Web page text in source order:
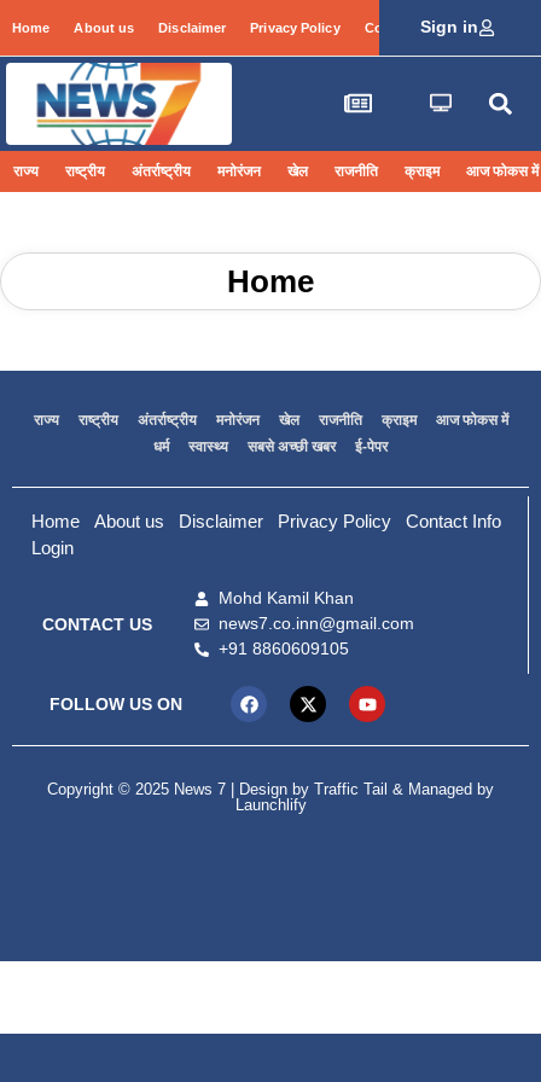
Home About us Disclaimer Privacy Policy Contact Info Login
Sign in
राज्य राष्ट्रीय अंतर्राष्ट्रीय मनोरंजन खेल राजनीति क्राइम आज फोकस में
Home
राज्य राष्ट्रीय अंतर्राष्ट्रीय मनोरंजन खेल राजनीति क्राइम
आज फोकस में
धर्म
स्वास्थ्य सबसे अच्छी खबर ई-पेपर
Home About us Disclaimer Privacy Policy
Contact Info
Login
CONTACT US
Mohd Kamil Khan
news7.co.inn@gmail.com
+91 8860609105
FOLLOW US ON
Copyright © 2025 News 7 | Design by Traffic Tail & Managed by
Launchlify